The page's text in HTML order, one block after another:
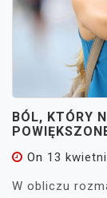
BÓL, KTÓRY
On 13
W obliczu